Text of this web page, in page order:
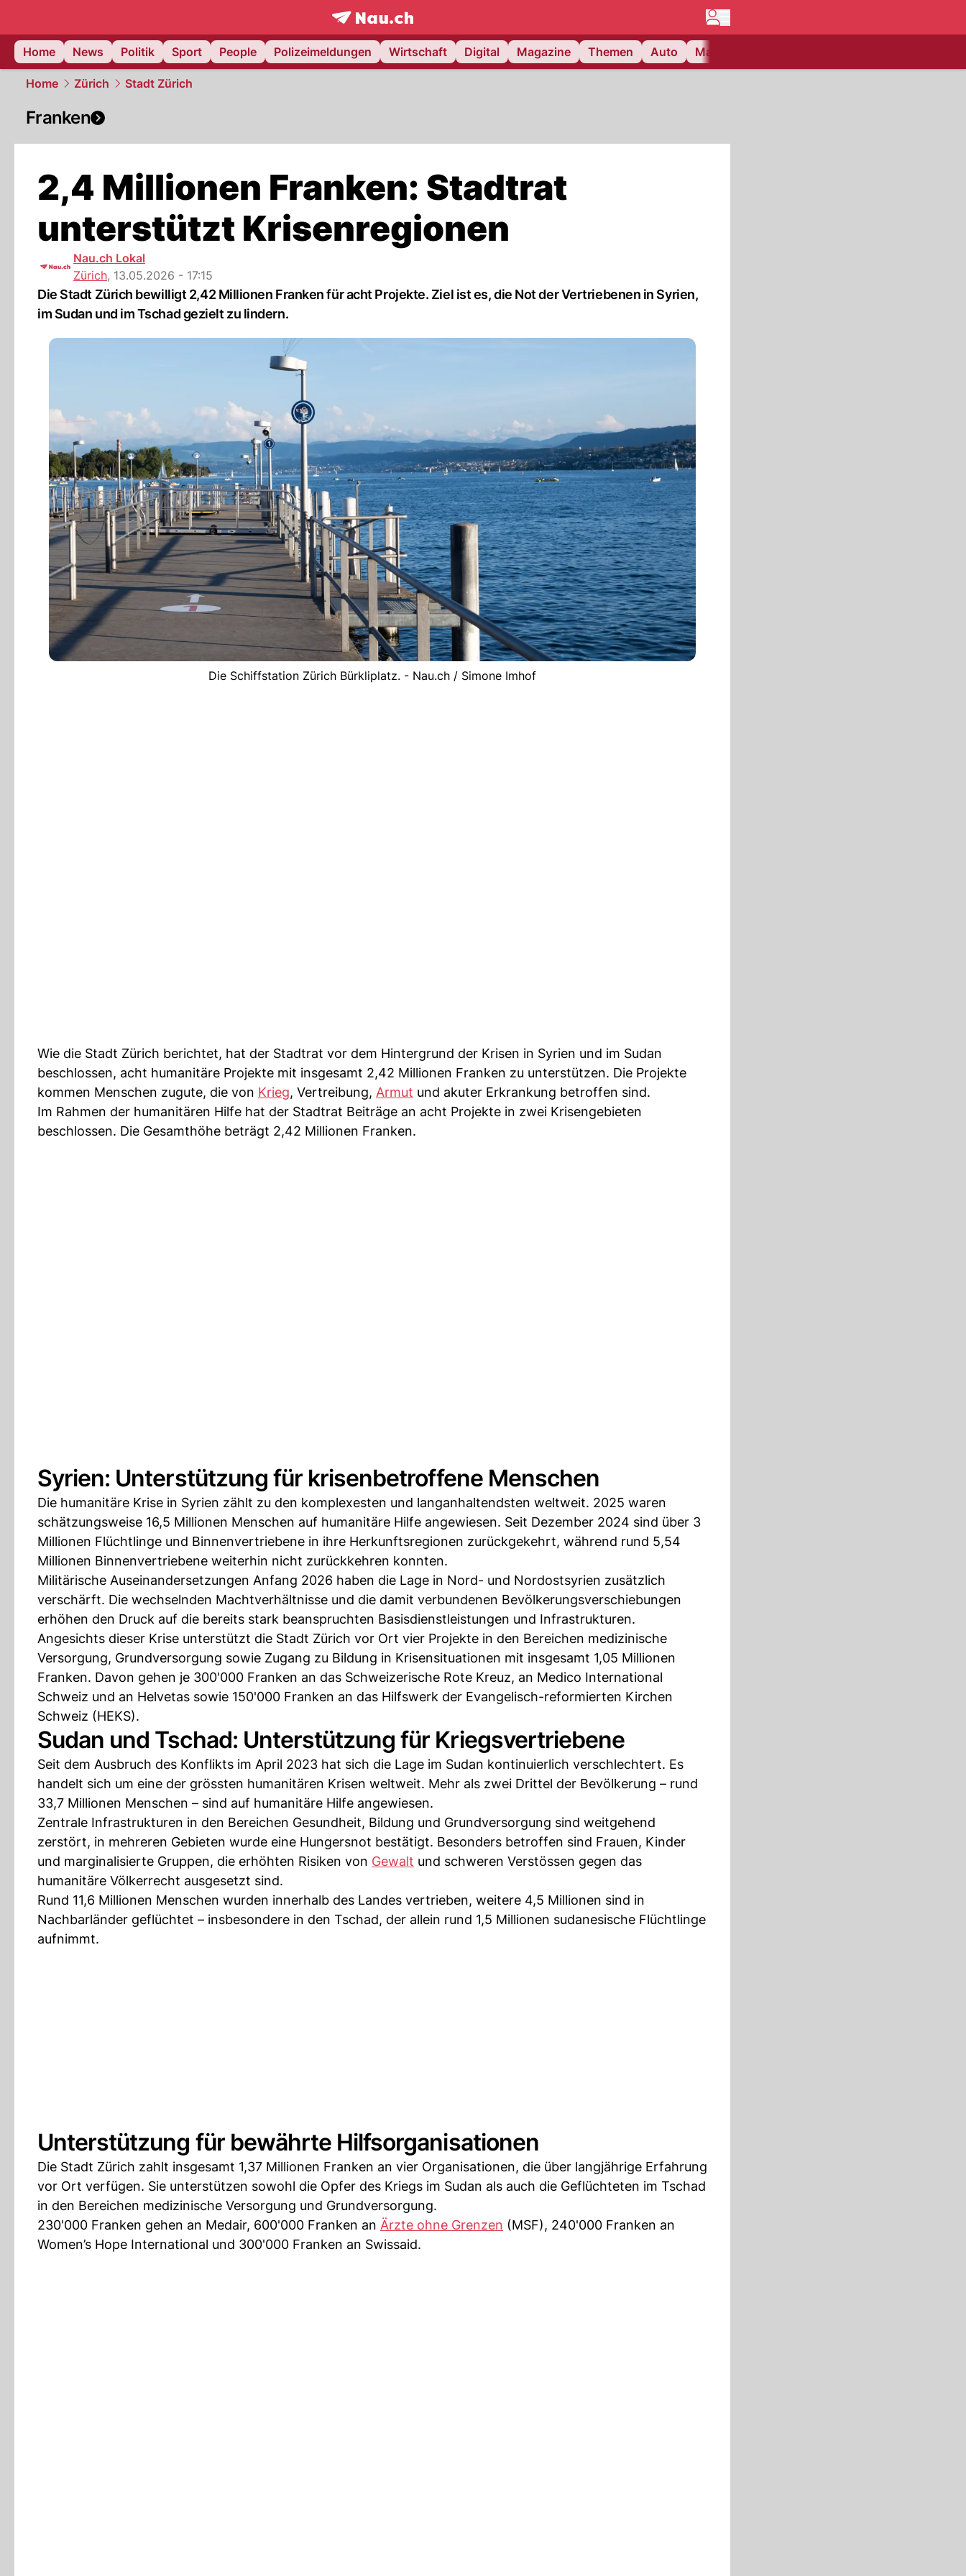
frontpage.NAU.ch
Home
News Politik Sport People Polizeimeldungen Wirtschaft Digital Magazine Themen Auto Matchcenter
Home Zürich Stadt Zürich
Franken
2,4 Millionen Franken: Stadtrat
unterstützt Krisenregionen
Nau.ch Lokal
Zürich, 13.05.2026 - 17:15
Die Stadt Zürich bewilligt 2,42 Millionen Franken für acht Projekte. Ziel ist es, die Not der Vertriebenen in Syrien,
im Sudan und im Tschad gezielt zu lindern.
Die Schiffstation Zürich Bürkliplatz. - Nau.ch / Simone Imhof
Wie die Stadt Zürich berichtet, hat der Stadtrat vor dem Hintergrund der Krisen in Syrien und im Sudan
beschlossen, acht humanitäre Projekte mit insgesamt 2,42 Millionen Franken zu unterstützen. Die Projekte
kommen Menschen zugute, die von Krieg, Vertreibung, Armut und akuter Erkrankung betroffen sind.
Im Rahmen der humanitären Hilfe hat der Stadtrat Beiträge an acht Projekte in zwei Krisengebieten
beschlossen. Die Gesamthöhe beträgt 2,42 Millionen Franken.
Syrien: Unterstützung für krisenbetroffene Menschen
Die humanitäre Krise in Syrien zählt zu den komplexesten und langanhaltendsten weltweit. 2025 waren
schätzungsweise 16,5 Millionen Menschen auf humanitäre Hilfe angewiesen. Seit Dezember 2024 sind über 3
Millionen Flüchtlinge und Binnenvertriebene in ihre Herkunftsregionen zurückgekehrt, während rund 5,54
Millionen Binnenvertriebene weiterhin nicht zurückkehren konnten.
Militärische Auseinandersetzungen Anfang 2026 haben die Lage in Nord- und Nordostsyrien zusätzlich
verschärft. Die wechselnden Machtverhältnisse und die damit verbundenen Bevölkerungsverschiebungen
erhöhen den Druck auf die bereits stark beanspruchten Basisdienstleistungen und Infrastrukturen.
Angesichts dieser Krise unterstützt die Stadt Zürich vor Ort vier Projekte in den Bereichen medizinische
Versorgung, Grundversorgung sowie Zugang zu Bildung in Krisensituationen mit insgesamt 1,05 Millionen
Franken. Davon gehen je 300'000 Franken an das Schweizerische Rote Kreuz, an Medico International
Schweiz und an Helvetas sowie 150'000 Franken an das Hilfswerk der Evangelisch-reformierten Kirchen
Schweiz (HEKS).
Sudan und Tschad: Unterstützung für Kriegsvertriebene
Seit dem Ausbruch des Konflikts im April 2023 hat sich die Lage im Sudan kontinuierlich verschlechtert. Es
handelt sich um eine der grössten humanitären Krisen weltweit. Mehr als zwei Drittel der Bevölkerung – rund
33,7 Millionen Menschen – sind auf humanitäre Hilfe angewiesen.
Zentrale Infrastrukturen in den Bereichen Gesundheit, Bildung und Grundversorgung sind weitgehend
zerstört, in mehreren Gebieten wurde eine Hungersnot bestätigt. Besonders betroffen sind Frauen, Kinder
und marginalisierte Gruppen, die erhöhten Risiken von Gewalt und schweren Verstössen gegen das
humanitäre Völkerrecht ausgesetzt sind.
Rund 11,6 Millionen Menschen wurden innerhalb des Landes vertrieben, weitere 4,5 Millionen sind in
Nachbarländer geflüchtet – insbesondere in den Tschad, der allein rund 1,5 Millionen sudanesische Flüchtlinge
aufnimmt.
Unterstützung für bewährte Hilfsorganisationen
Die Stadt Zürich zahlt insgesamt 1,37 Millionen Franken an vier Organisationen, die über langjährige Erfahrung
vor Ort verfügen. Sie unterstützen sowohl die Opfer des Kriegs im Sudan als auch die Geflüchteten im Tschad
in den Bereichen medizinische Versorgung und Grundversorgung.
230'000 Franken gehen an Medair, 600'000 Franken an Ärzte ohne Grenzen (MSF), 240'000 Franken an
Women’s Hope International und 300'000 Franken an Swissaid.